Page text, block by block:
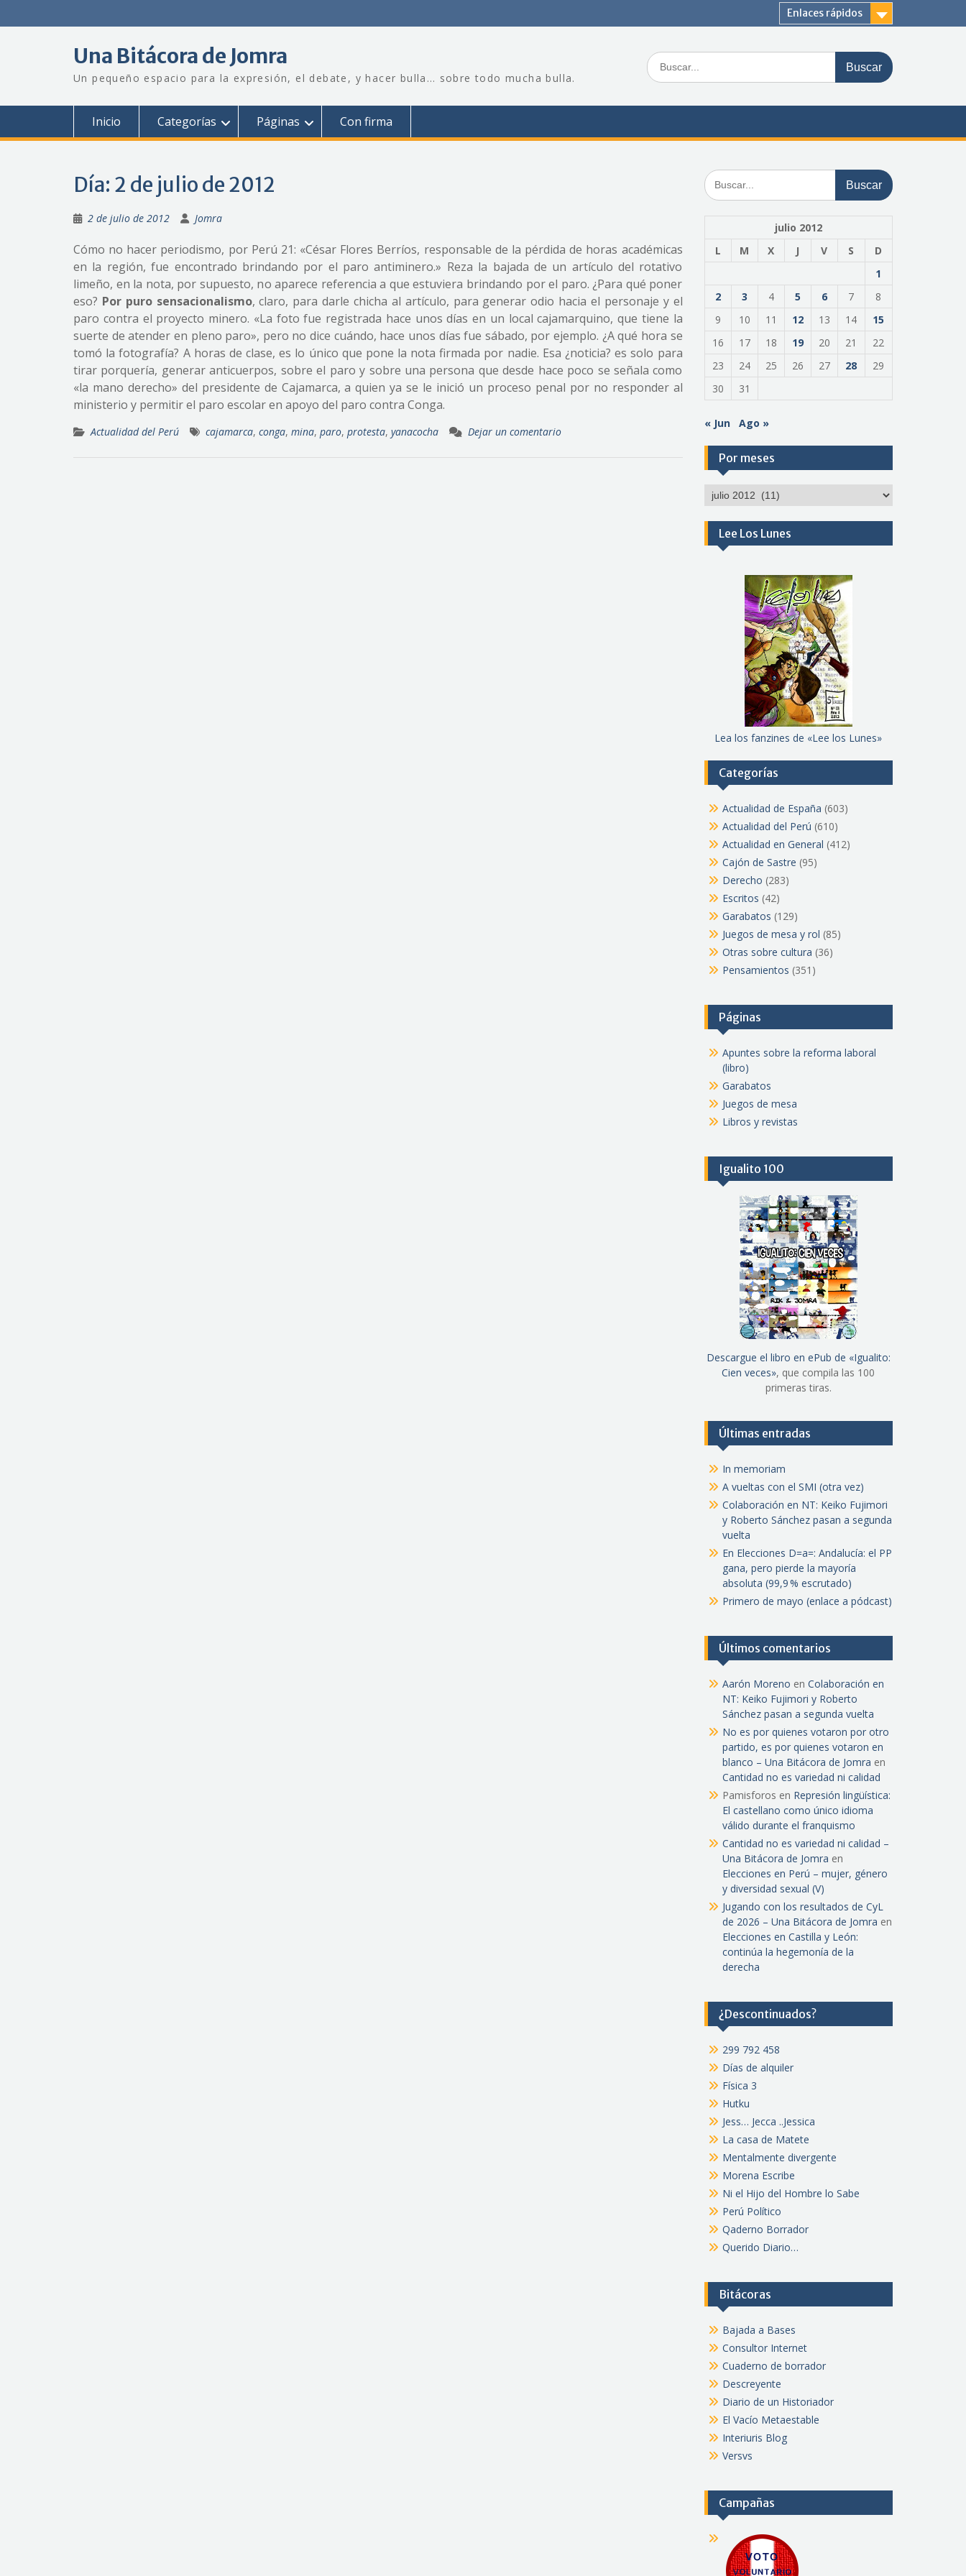
Enlaces rápidos
Una Bitácora de Jomra
Un pequeño espacio para la expresión, el debate, y hacer bulla… sobre todo mucha bulla.
Buscar:
Inicio Categorías Páginas Con firma
Día: 2 de julio de 2012
2 de julio de 2012 Jomra
Cómo no hacer periodismo, por Perú 21: «César Flores Berríos, responsable de la pérdida de horas académicas
en la región, fue encontrado brindando por el paro antiminero.» Reza la bajada de un artículo del rotativo
limeño, en la nota, por supuesto, no aparece referencia a que estuviera brindando por el paro. ¿Para qué poner
eso? Por puro sensacionalismo, claro, para darle chicha al artículo, para generar odio hacia el personaje y el
paro contra el proyecto minero. «La foto fue registrada hace unos días en un local cajamarquino, que tiene la
suerte de atender en pleno paro», pero no dice cuándo, hace unos días fue sábado, por ejemplo. ¿A qué hora se
tomó la fotografía? A horas de clase, es lo único que pone la nota firmada por nadie. Esa ¿noticia? es solo para
tirar porquería, generar anticuerpos, sobre el paro y sobre una persona que desde hace poco se señala como
«la mano derecho» del presidente de Cajamarca, a quien ya se le inició un proceso penal por no responder al
ministerio y permitir el paro escolar en apoyo del paro contra Conga.
Actualidad del Perú cajamarca, conga, mina, paro, protesta, yanacocha Dejar un comentario
Buscar:
julio 2012
L
M X J V S
D
1
2
3 4 5 6 7
8
9
10 11 12 13 14
15
16
17 18 19 20 21
22
23
24 25 26 27 28
29
30
31
« Jun Ago »
Por meses
Por
Lee Los Lunes
Lea los fanzines de «Lee los Lunes»
Categorías
Actualidad de España (603)
Actualidad del Perú (610)
Actualidad en General (412)
Cajón de Sastre (95)
Derecho (283)
Escritos (42)
Garabatos (129)
Juegos de mesa y rol (85)
Otras sobre cultura (36)
Pensamientos (351)
Páginas
Apuntes sobre la reforma laboral
(libro)
Garabatos
Juegos de mesa
Libros y revistas
Igualito 100
Descargue el libro en ePub de «Igualito:
Cien veces», que compila las 100
primeras tiras.
Últimas entradas
In memoriam
A vueltas con el SMI (otra vez)
Colaboración en NT: Keiko Fujimori
y Roberto Sánchez pasan a segunda
vuelta
En Elecciones D=a=: Andalucía: el PP
gana, pero pierde la mayoría
absoluta (99,9 % escrutado)
Primero de mayo (enlace a pódcast)
Últimos comentarios
Aarón Moreno en Colaboración en
NT: Keiko Fujimori y Roberto
Sánchez pasan a segunda vuelta
No es por quienes votaron por otro
partido, es por quienes votaron en
blanco – Una Bitácora de Jomra en
Cantidad no es variedad ni calidad
Pamisforos en Represión lingüística:
El castellano como único idioma
válido durante el franquismo
Cantidad no es variedad ni calidad –
Una Bitácora de Jomra en
Elecciones en Perú – mujer, género
y diversidad sexual (V)
Jugando con los resultados de CyL
de 2026 – Una Bitácora de Jomra en
Elecciones en Castilla y León:
continúa la hegemonía de la
derecha
¿Descontinuados?
299 792 458
Días de alquiler
Física 3
Hutku
Jess… Jecca ..Jessica
La casa de Matete
Mentalmente divergente
Morena Escribe
Ni el Hijo del Hombre lo Sabe
Perú Político
Qaderno Borrador
Querido Diario…
Bitácoras
Bajada a Bases
Consultor Internet
Cuaderno de borrador
Descreyente
Diario de un Historiador
El Vacío Metaestable
Interiuris Blog
Versvs
Campañas